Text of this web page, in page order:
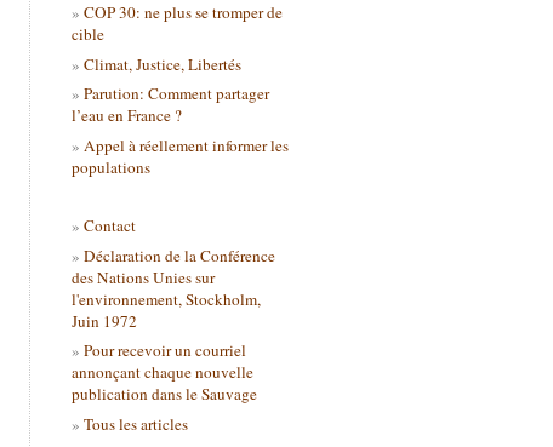
COP 30: ne plus se tromper de
cible
Climat, Justice, Libertés
Parution: Comment partager
l’eau en France ?
Appel à réellement informer les
populations
Contact
Déclaration de la Conférence
des Nations Unies sur
l'environnement, Stockholm,
Juin 1972
Pour recevoir un courriel
annonçant chaque nouvelle
publication dans le Sauvage
Tous les articles